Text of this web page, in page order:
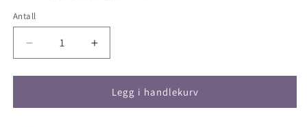
Antall
Antall
antallet
for
-
Øk
antallet
for
Servietter
-
Legg i handlekurv